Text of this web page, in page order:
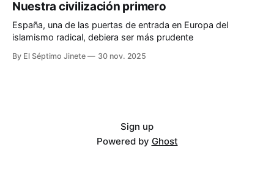
Nuestra civilización primero
España, una de las puertas de entrada en Europa del
islamismo radical, debiera ser más prudente
By El Séptimo Jinete 30 nov. 2025
Sign up
Powered by Ghost